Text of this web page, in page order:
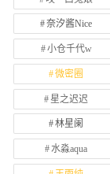
奈汐酱Nice
小仓千代w
微密圈
星之迟迟
林星阑
水淼aqua